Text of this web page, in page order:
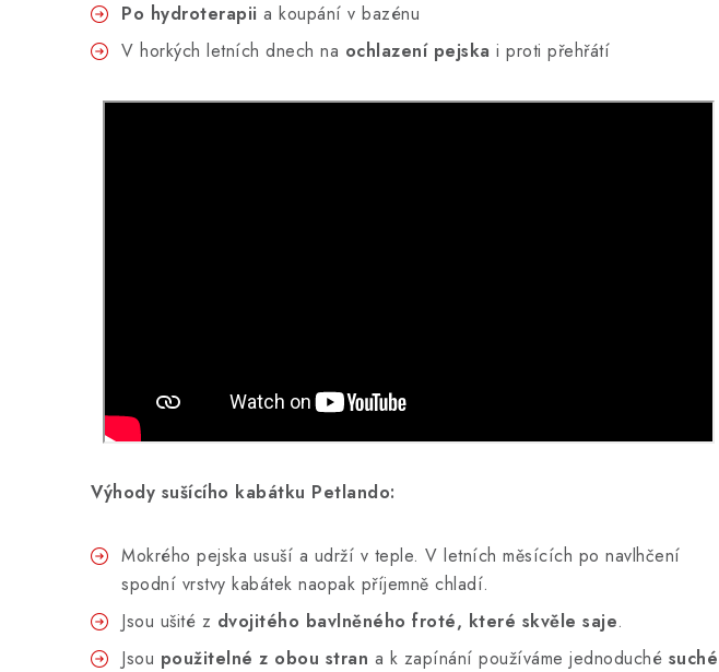
Po hydroterapii a koupání v bazénu
V horkých letních dnech na ochlazení pejska i proti přehřátí
Výhody sušícího kabátku Petlando:
Mokrého pejska usuší a udrží v teple. V letních měsících po navlhčení
spodní vrstvy kabátek naopak příjemně chladí.
Jsou ušité z dvojitého bavlněného froté, které skvěle saje.
Jsou použitelné z obou stran a k zapínání používáme jednoduché suché